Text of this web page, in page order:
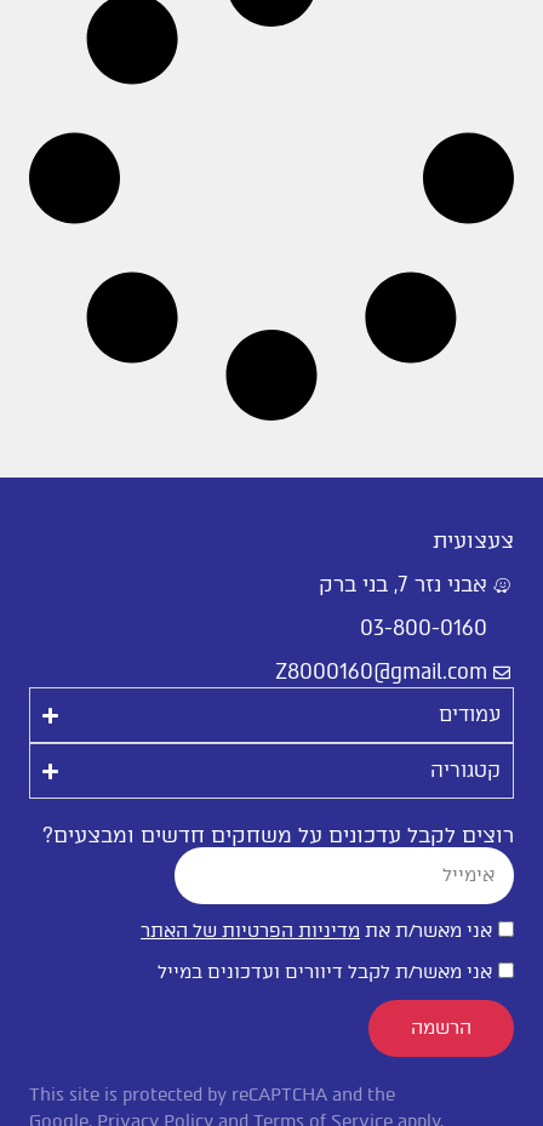
צעצועית
אבני נזר 7, בני ברק
03-800-0160
Z8000160@gmail.com
עמודים
קטגוריה
רוצים לקבל עדכונים על משחקים חדשים ומבצעים?
אני מאשר/ת את מדיניות הפרטיות של האתר
אני מאשר/ת לקבל דיוורים ועדכונים במייל
הרשמה
This site is protected by reCAPTCHA and the
Google. Privacy Policy and Terms of Service apply.